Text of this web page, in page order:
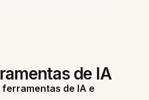
de IA
de IA e